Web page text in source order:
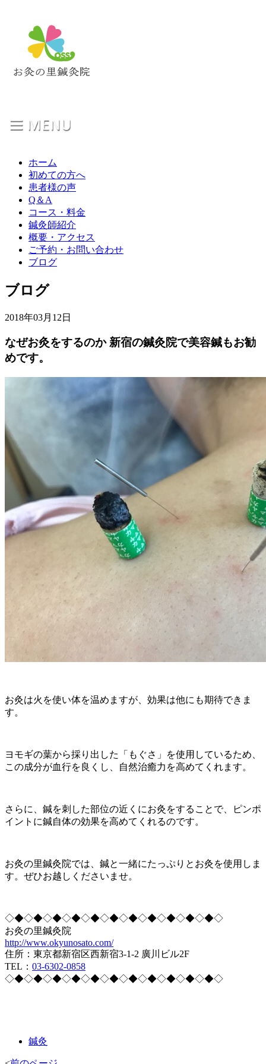
ホーム
初めての方へ
患者様の声
Q＆A
コース・料金
鍼灸師紹介
概要・アクセス
ご予約・お問い合わせ
ブログ
ブログ
2018年03月12日
なぜお灸をするのか 新宿の鍼灸院で美容鍼もお勧
めです。
お灸は火を使い体を温めますが、効果は他にも期待できま
す。
ヨモギの葉から採り出した「もぐさ」を使用しているため、
この成分が血行を良くし、自然治癒力を高めてくれます。
さらに、鍼を刺した部位の近くにお灸をすることで、ピンポ
イントに鍼自体の効果を高めてくれるのです。
お灸の里鍼灸院では、鍼と一緒にたっぷりとお灸を使用しま
す。ぜひお越しくださいませ。
◇◆◇◆◇◆◇◆◇◆◇◆◇◆◇◆◇◆◇◆◇◆◇
お灸の里鍼灸院
http://www.okyunosato.com/
住所：東京都新宿区西新宿3-1-2 廣川ビル2F
TEL： 03-6302-0858
◇◆◇◆◇◆◇◆◇◆◇◆◇◆◇◆◇◆◇◆◇◆◇
鍼灸